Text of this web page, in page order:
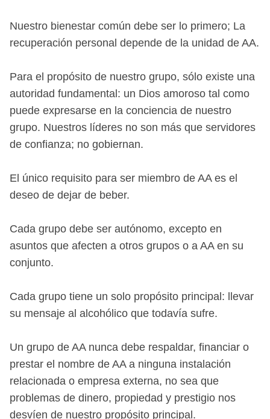
Nuestro bienestar común debe ser lo primero; La
recuperación personal depende de la unidad de AA.
Para el propósito de nuestro grupo, sólo existe una
autoridad fundamental: un Dios amoroso tal como
puede expresarse en la conciencia de nuestro
grupo. Nuestros líderes no son más que servidores
de confianza; no gobiernan.
El único requisito para ser miembro de AA es el
deseo de dejar de beber.
Cada grupo debe ser autónomo, excepto en
asuntos que afecten a otros grupos o a AA en su
conjunto.
Cada grupo tiene un solo propósito principal: llevar
su mensaje al alcohólico que todavía sufre.
Un grupo de AA nunca debe respaldar, financiar o
prestar el nombre de AA a ninguna instalación
relacionada o empresa externa, no sea que
problemas de dinero, propiedad y prestigio nos
desvíen de nuestro propósito principal.